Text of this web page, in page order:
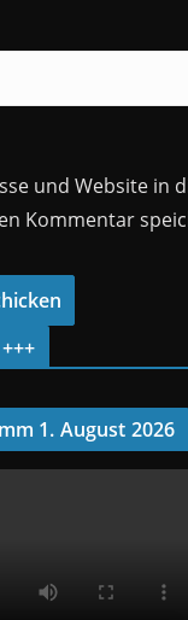
und Website in
Kommentar
1. August 2026